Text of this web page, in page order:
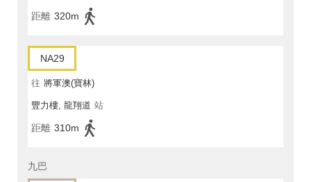
距離 320m
NA29
往 將軍澳(寶林)
豐力樓, 龍翔道 站
距離 310m
九巴